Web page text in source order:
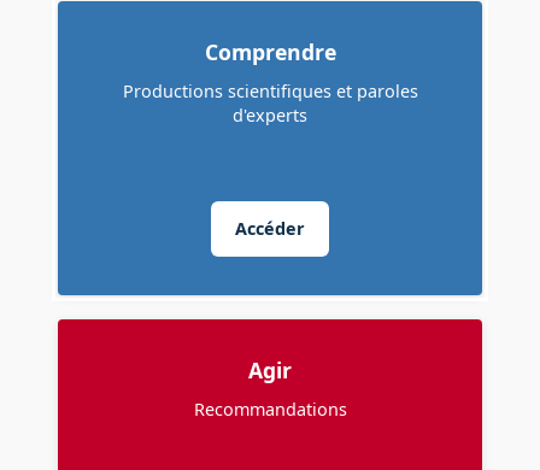
Comprendre
Productions scientifiques et paroles
d'experts
Accéder
Agir
Recommandations